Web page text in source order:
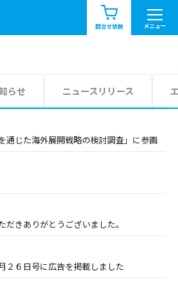
問合せ依頼 メニュー
お知らせ一覧
ア情報を見る
らせ ニュースリリース
通じた海外展開戦略の検討調査」に参画
きありがとうございました。
６日号に広告を掲載しました